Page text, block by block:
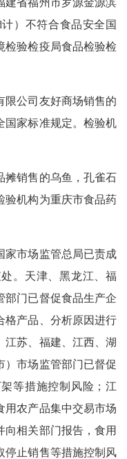
省福州市罗源金源滨
）不符合食品安全国
检验检疫局食品检验检
公司友好商场销售的
国家标准规定。检验机
销售的乌鱼，孔雀石
验机构为重庆市食品药
市场监管总局已责成
。天津、黑龙江、福
部门已督促食品生产企
格产品、分析原因进行
江苏、福建、江西、湖
）市场监管部门已督促
等措施控制风险；江
用农产品集中交易市场
相关部门报告，食用
停止销售等措施控制风